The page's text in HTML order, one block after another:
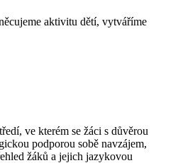
aktivitu dětí, vytváříme
ve kterém se žáci s důvěrou
podporou sobě navzájem,
žáků a jejich jazykovou